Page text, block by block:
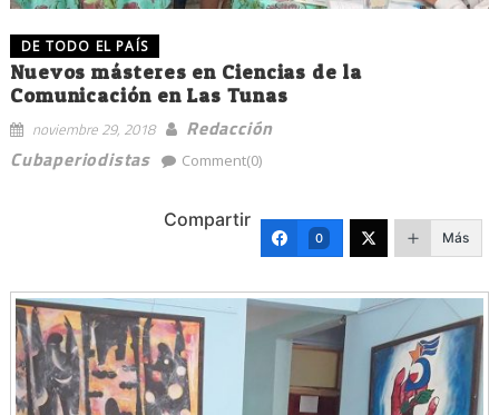
DE TODO EL PAÍS
Nuevos másteres en Ciencias de la
Comunicación en Las Tunas
noviembre 29, 2018
Redacción
Cubaperiodistas
Comment(0)
Compartir
0 Más